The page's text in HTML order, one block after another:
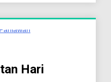
Hari